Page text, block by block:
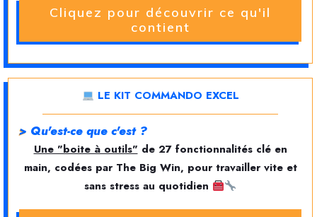
Cliquez pour découvrir ce qu'il
contient
LE KIT COMMANDO EXCEL
> Qu'est-ce que c'est ?
Une "boite à outils" de 27 fonctionnalités clé en
main, codées par The Big Win, pour travailler vite et
sans stress au quotidien